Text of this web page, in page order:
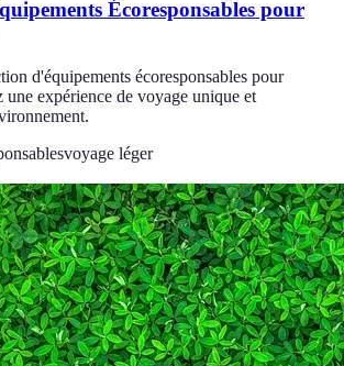
Écoresponsables pour
d'équipements écoresponsables pour
expérience de voyage unique et
voyage léger